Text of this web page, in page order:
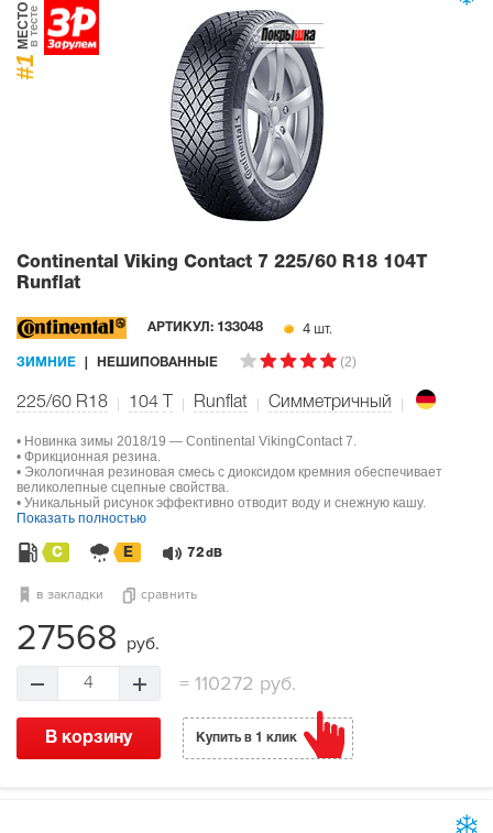
#1
МЕСТОв тесте
Continental Viking Contact 7 225/60 R18 104T
Runflat
АРТИКУЛ: 133048 4 шт.
ЗИМНИЕ НЕШИПОВАННЫЕ (2)
225/60 R18 104 Runflat Симметричный
• Новинка зимы 2018/19 — Continental VikingContact 7.
• Фрикционная резина.
• Экологичная резиновая смесь с диоксидом кремния обеспечивает
великолепные сцепные свойства.
• Уникальный рисунок эффективно отводит воду и снежную кашу.
Показать полностью
C E 72 dB
в закладки сравнить
27568 руб.
4 =110272 руб.
В корзину Купить в 1 клик